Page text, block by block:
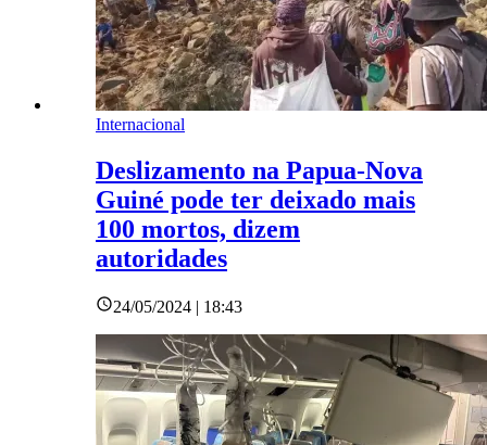
Internacional
Deslizamento na Papua-Nova
Guiné pode ter deixado mais
100 mortos, dizem
autoridades
24/05/2024 | 18:43